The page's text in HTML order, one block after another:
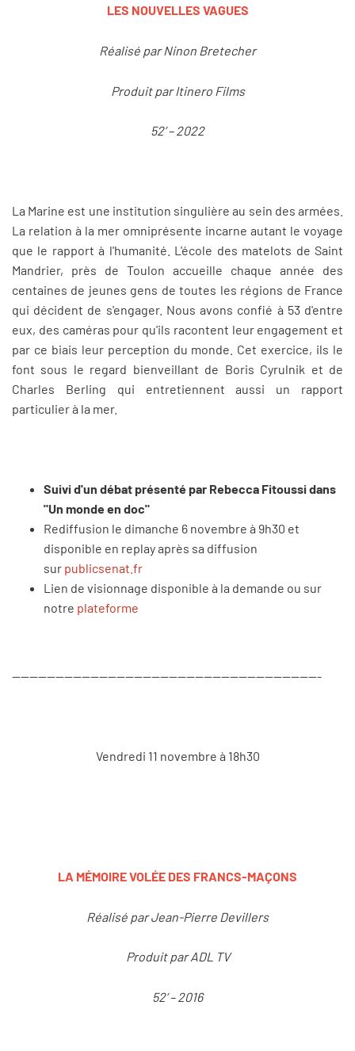
LES NOUVELLES VAGUES
Réalisé par Ninon Bretecher
Produit par Itinero Films
52’ – 2022
La Marine est une institution singulière au sein des armées.
La relation à la mer omniprésente incarne autant le voyage
que le rapport à l'humanité. L'école des matelots de Saint
Mandrier, près de Toulon accueille chaque année des
centaines de jeunes gens de toutes les régions de France
qui décident de s'engager. Nous avons confié à 53 d'entre
eux, des caméras pour qu'ils racontent leur engagement et
par ce biais leur perception du monde. Cet exercice, ils le
font sous le regard bienveillant de Boris Cyrulnik et de
Charles Berling qui entretiennent aussi un rapport
particulier à la mer.
Suivi d'un débat présenté par Rebecca Fitoussi dans
"Un monde en doc"
Rediffusion le dimanche 6 novembre à 9h30 et
disponible en replay après sa diffusion
sur publicsenat.fr
Lien de visionnage disponible à la demande ou sur
notre plateforme
-----------------------------------------------------------------------
Vendredi 11 novembre à 18h30
LA MÉMOIRE VOLÉE DES FRANCS-MAÇONS
Réalisé par Jean-Pierre Devillers
Produit par ADL TV
52’ – 2016